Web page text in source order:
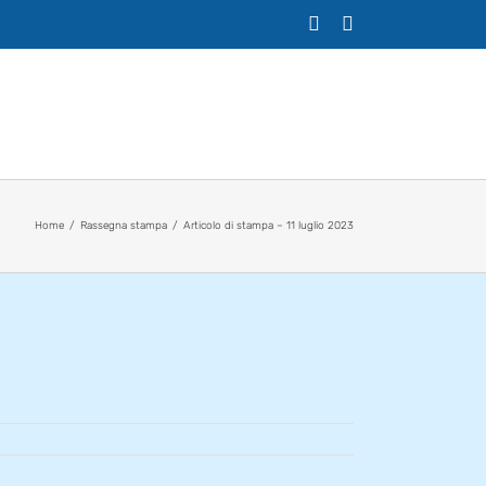
Home Rassegna stampa Articolo di stampa – 11 luglio 2023